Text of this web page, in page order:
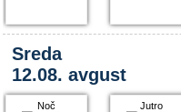
Sreda
12.08. avgust
Noč Jutro